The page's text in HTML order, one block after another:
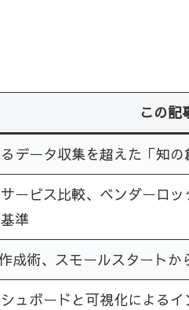
この記
データ収集を超えた「知
ービス比較、ベンダーロ
準
成術、スモールスタート
ュボードと可視化による